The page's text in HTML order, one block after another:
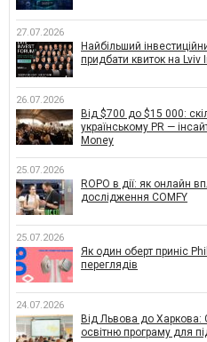
27.07.2026
Найбільший
придбати квиток на Lviv
26.07.2026
Від $700 до $15 000:
українському PR —
Money
25.07.2026
ROPO в дії: як онлайн
дослідження COMFY
25.07.2026
Як один оберт приніс
переглядів
24.07.2026
Від Львова до
освітню програму для